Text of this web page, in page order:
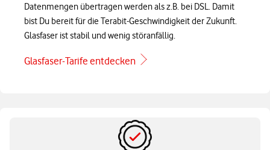
Datenmengen übertragen werden als z.B. bei DSL. Damit
bist Du bereit für die Terabit-Geschwindigkeit der Zukunft.
Glasfaser ist stabil und wenig störanfällig.
Glasfaser-Tarife entdecken